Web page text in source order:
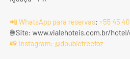
📲 WhatsApp para reservas: +55 45
🌐 Site: www.vialehoteis.com.br/
📸 Instagram: @doubletreefoz